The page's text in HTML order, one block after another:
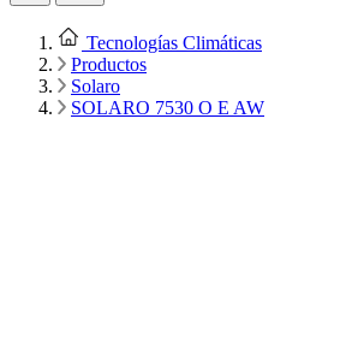
Tecnologías Climáticas
Productos
Solaro
SOLARO 7530 O E AW